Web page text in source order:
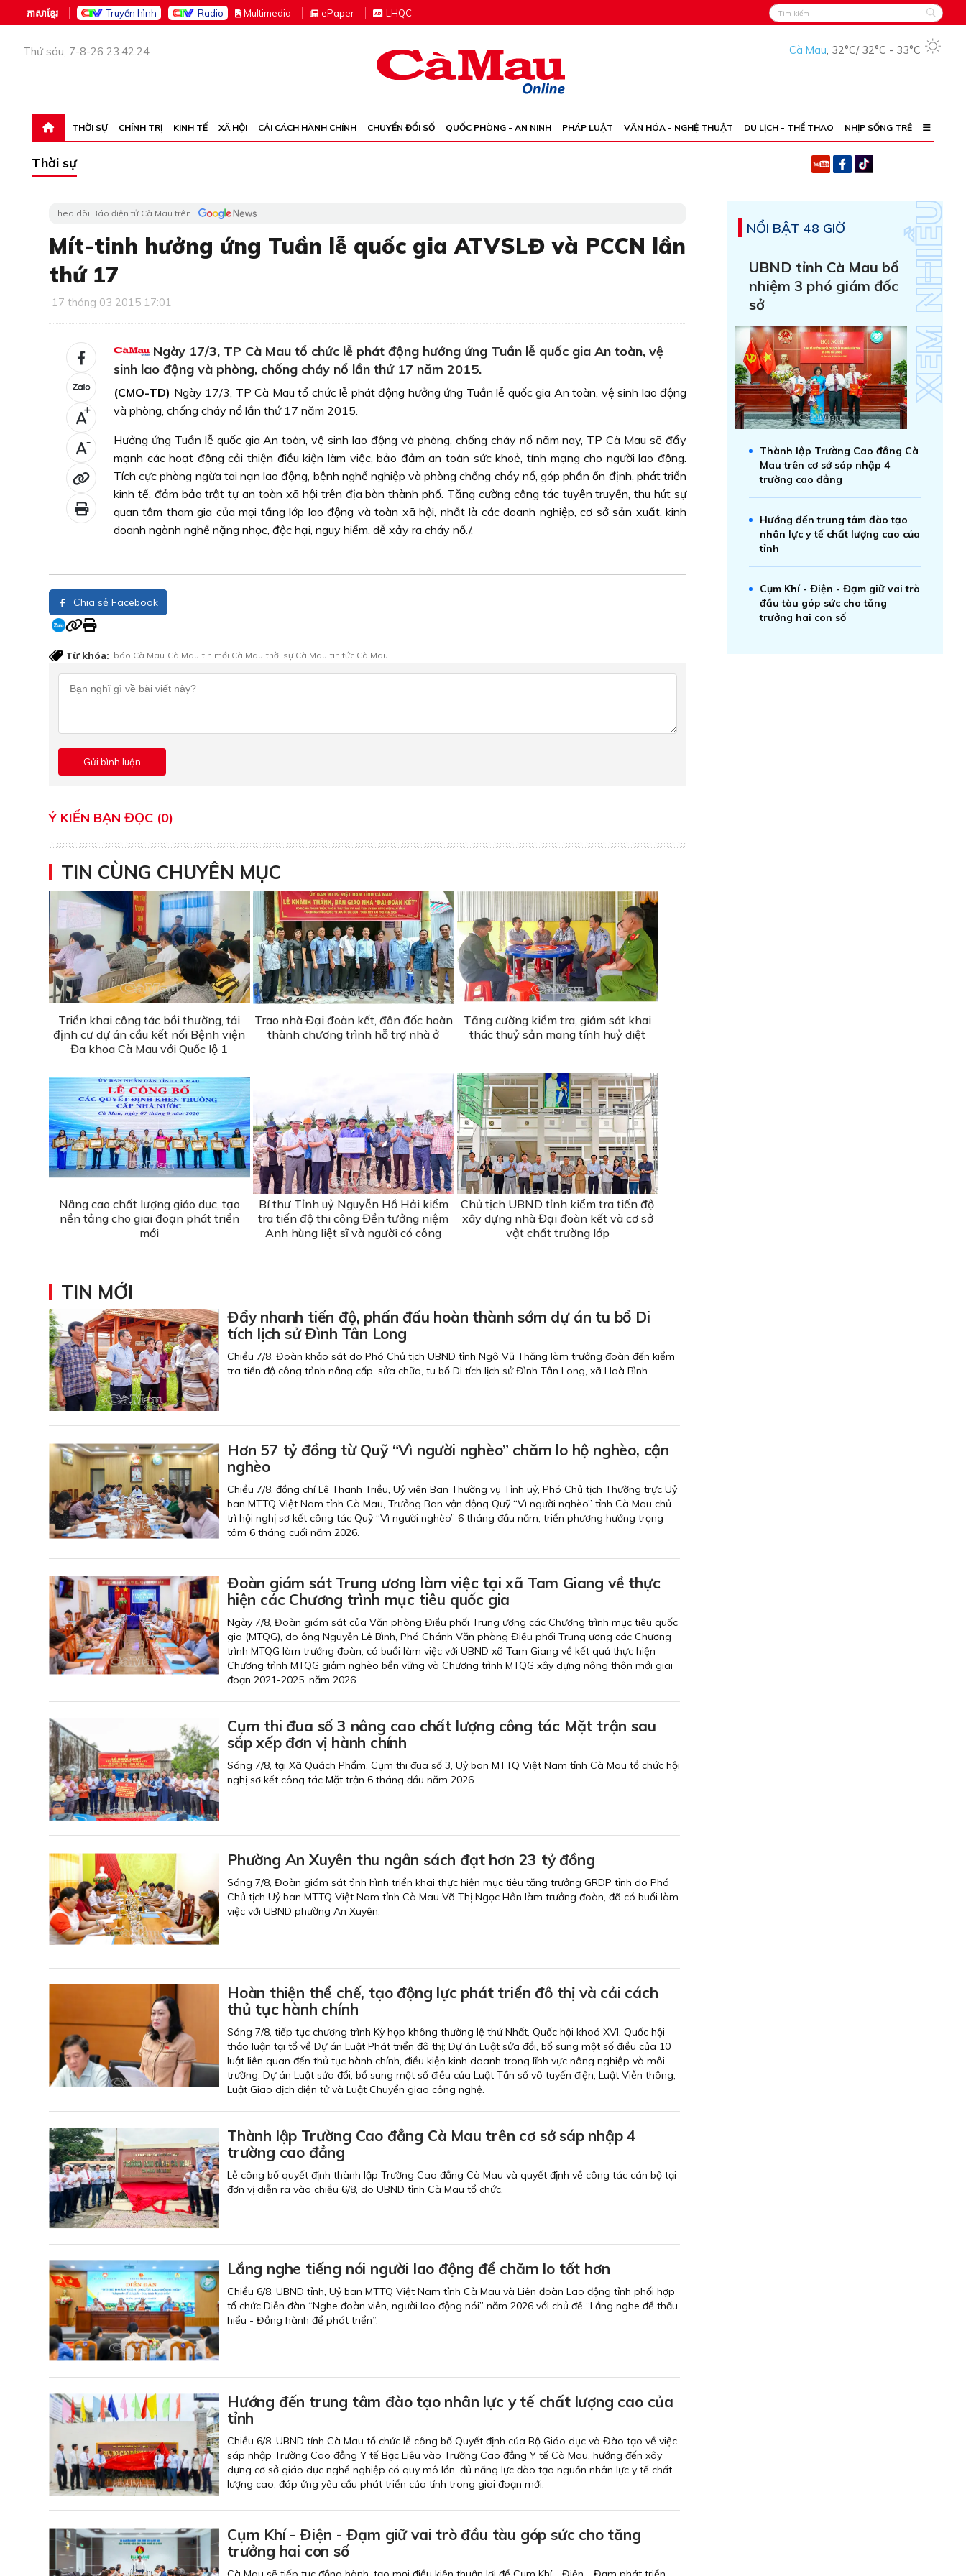
ភាសាខ្មែរ Truyền hình Radio Multimedia ePaper LHQC
Thứ sáu, 7-8-26 23:42:24 Cà Mau, 32°C/ 32°C - 33°C
THỜI SỰ CHÍNH TRỊ KINH TẾ XÃ HỘI CẢI CÁCH HÀNH CHÍNH CHUYỂN ĐỔI SỐ QUỐC PHÒNG - AN NINH PHÁP LUẬT VĂN HÓA - NGHỆ THUẬT DU LỊCH - THỂ THAO NHỊP SỐNG TRẺ
Thời sự
Theo dõi Báo điện tử Cà Mau trên
Mít-tinh hưởng ứng Tuần lễ quốc gia ATVSLĐ và PCCN lần
thứ 17
17 tháng 03 2015 17:01
+
-
Ngày 17/3, TP Cà Mau tổ chức lễ phát động hưởng ứng Tuần lễ quốc gia An toàn, vệ
sinh lao động và phòng, chống cháy nổ lần thứ 17 năm 2015.
(CMO-TD) Ngày 17/3, TP Cà Mau tổ chức lễ phát động hưởng ứng Tuần lễ quốc gia An toàn, vệ sinh lao động
và phòng, chống cháy nổ lần thứ 17 năm 2015.
Hưởng ứng Tuần lễ quốc gia An toàn, vệ sinh lao động và phòng, chống cháy nổ năm nay, TP Cà Mau sẽ đẩy
mạnh các hoạt động cải thiện điều kiện làm việc, bảo đảm an toàn sức khoẻ, tính mạng cho người lao động.
Tích cực phòng ngừa tai nạn lao động, bệnh nghề nghiệp và phòng chống cháy nổ, góp phần ổn định, phát triển
kinh tế, đảm bảo trật tự an toàn xã hội trên địa bàn thành phố. Tăng cường công tác tuyên truyền, thu hút sự
quan tâm tham gia của mọi tầng lớp lao động và toàn xã hội, nhất là các doanh nghiệp, cơ sở sản xuất, kinh
doanh ngành nghề nặng nhọc, độc hại, nguy hiểm, dễ xảy ra cháy nổ./.
Chia sẻ Facebook
Từ khóa: báo Cà Mau Cà Mau tin mới Cà Mau thời sự Cà Mau tin tức Cà Mau
Ý KIẾN BẠN ĐỌC (0)
TIN CÙNG CHUYÊN MỤC
Triển khai công tác bồi thường, tái
định cư dự án cầu kết nối Bệnh viện
Đa khoa Cà Mau với Quốc lộ 1
Trao nhà Đại đoàn kết, đôn đốc hoàn
thành chương trình hỗ trợ nhà ở
Tăng cường kiểm tra, giám sát khai
thác thuỷ sản mang tính huỷ diệt
Nâng cao chất lượng giáo dục, tạo
nền tảng cho giai đoạn phát triển
mới
Bí thư Tỉnh uỷ Nguyễn Hồ Hải kiểm
tra tiến độ thi công Đền tưởng niệm
Anh hùng liệt sĩ và người có công
Chủ tịch UBND tỉnh kiểm tra tiến độ
xây dựng nhà Đại đoàn kết và cơ sở
vật chất trường lớp
NỔI BẬT 48 GIỜ
UBND tỉnh Cà Mau bổ
nhiệm 3 phó giám đốc
sở
Thành lập Trường Cao đẳng Cà
Mau trên cơ sở sáp nhập 4
trường cao đẳng
Hướng đến trung tâm đào tạo
nhân lực y tế chất lượng cao của
tỉnh
Cụm Khí - Điện - Đạm giữ vai trò
đầu tàu góp sức cho tăng
trưởng hai con số
TIN MỚI
Đẩy nhanh tiến độ, phấn đấu hoàn thành sớm dự án tu bổ Di
tích lịch sử Đình Tân Long
Chiều 7/8, Đoàn khảo sát do Phó Chủ tịch UBND tỉnh Ngô Vũ Thăng làm trưởng đoàn đến kiểm
tra tiến độ công trình nâng cấp, sửa chữa, tu bổ Di tích lịch sử Đình Tân Long, xã Hoà Bình.
Hơn 57 tỷ đồng từ Quỹ “Vì người nghèo” chăm lo hộ nghèo, cận
nghèo
Chiều 7/8, đồng chí Lê Thanh Triều, Uỷ viên Ban Thường vụ Tỉnh uỷ, Phó Chủ tịch Thường trực Uỷ
ban MTTQ Việt Nam tỉnh Cà Mau, Trưởng Ban vận động Quỹ “Vì người nghèo” tỉnh Cà Mau chủ
trì hội nghị sơ kết công tác Quỹ “Vì người nghèo” 6 tháng đầu năm, triển phương hướng trọng
tâm 6 tháng cuối năm 2026.
Đoàn giám sát Trung ương làm việc tại xã Tam Giang về thực
hiện các Chương trình mục tiêu quốc gia
Ngày 7/8, Đoàn giám sát của Văn phòng Điều phối Trung ương các Chương trình mục tiêu quốc
gia (MTQG), do ông Nguyễn Lê Bình, Phó Chánh Văn phòng Điều phối Trung ương các Chương
trình MTQG làm trưởng đoàn, có buổi làm việc với UBND xã Tam Giang về kết quả thực hiện
Chương trình MTQG giảm nghèo bền vững và Chương trình MTQG xây dựng nông thôn mới giai
đoạn 2021-2025, năm 2026.
Cụm thi đua số 3 nâng cao chất lượng công tác Mặt trận sau
sắp xếp đơn vị hành chính
Sáng 7/8, tại Xã Quách Phẩm, Cụm thi đua số 3, Uỷ ban MTTQ Việt Nam tỉnh Cà Mau tổ chức hội
nghị sơ kết công tác Mặt trận 6 tháng đầu năm 2026.
Phường An Xuyên thu ngân sách đạt hơn 23 tỷ đồng
Sáng 7/8, Đoàn giám sát tình hình triển khai thực hiện mục tiêu tăng trưởng GRDP tỉnh do Phó
Chủ tịch Uỷ ban MTTQ Việt Nam tỉnh Cà Mau Võ Thị Ngọc Hân làm trưởng đoàn, đã có buổi làm
việc với UBND phường An Xuyên.
Hoàn thiện thể chế, tạo động lực phát triển đô thị và cải cách
thủ tục hành chính
Sáng 7/8, tiếp tục chương trình Kỳ họp không thường lệ thứ Nhất, Quốc hội khoá XVI, Quốc hội
thảo luận tại tổ về Dự án Luật Phát triển đô thị; Dự án Luật sửa đổi, bổ sung một số điều của 10
luật liên quan đến thủ tục hành chính, điều kiện kinh doanh trong lĩnh vực nông nghiệp và môi
trường; Dự án Luật sửa đổi, bổ sung một số điều của Luật Tần số vô tuyến điện, Luật Viễn thông,
Luật Giao dịch điện tử và Luật Chuyển giao công nghệ.
Thành lập Trường Cao đẳng Cà Mau trên cơ sở sáp nhập 4
trường cao đẳng
Lễ công bố quyết định thành lập Trường Cao đẳng Cà Mau và quyết định về công tác cán bộ tại
đơn vị diễn ra vào chiều 6/8, do UBND tỉnh Cà Mau tổ chức.
Lắng nghe tiếng nói người lao động để chăm lo tốt hơn
Chiều 6/8, UBND tỉnh, Uỷ ban MTTQ Việt Nam tỉnh Cà Mau và Liên đoàn Lao động tỉnh phối hợp
tổ chức Diễn đàn “Nghe đoàn viên, người lao động nói” năm 2026 với chủ đề “Lắng nghe để thấu
hiểu - Đồng hành để phát triển”.
Hướng đến trung tâm đào tạo nhân lực y tế chất lượng cao của
tỉnh
Chiều 6/8, UBND tỉnh Cà Mau tổ chức lễ công bố Quyết định của Bộ Giáo dục và Đào tạo về việc
sáp nhập Trường Cao đẳng Y tế Bạc Liêu vào Trường Cao đẳng Y tế Cà Mau, hướng đến xây
dựng cơ sở giáo dục nghề nghiệp có quy mô lớn, đủ năng lực đào tạo nguồn nhân lực y tế chất
lượng cao, đáp ứng yêu cầu phát triển của tỉnh trong giai đoạn mới.
Cụm Khí - Điện - Đạm giữ vai trò đầu tàu góp sức cho tăng
trưởng hai con số